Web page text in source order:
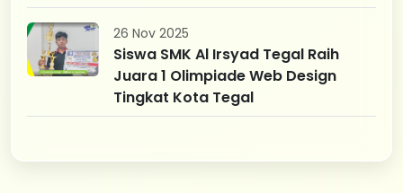
26 Nov 2025
Siswa SMK Al Irsyad Tegal Raih
Juara 1 Olimpiade Web Design
Tingkat Kota Tegal